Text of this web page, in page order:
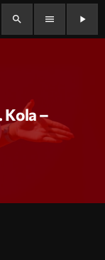
search menu play_arrow
Kola –